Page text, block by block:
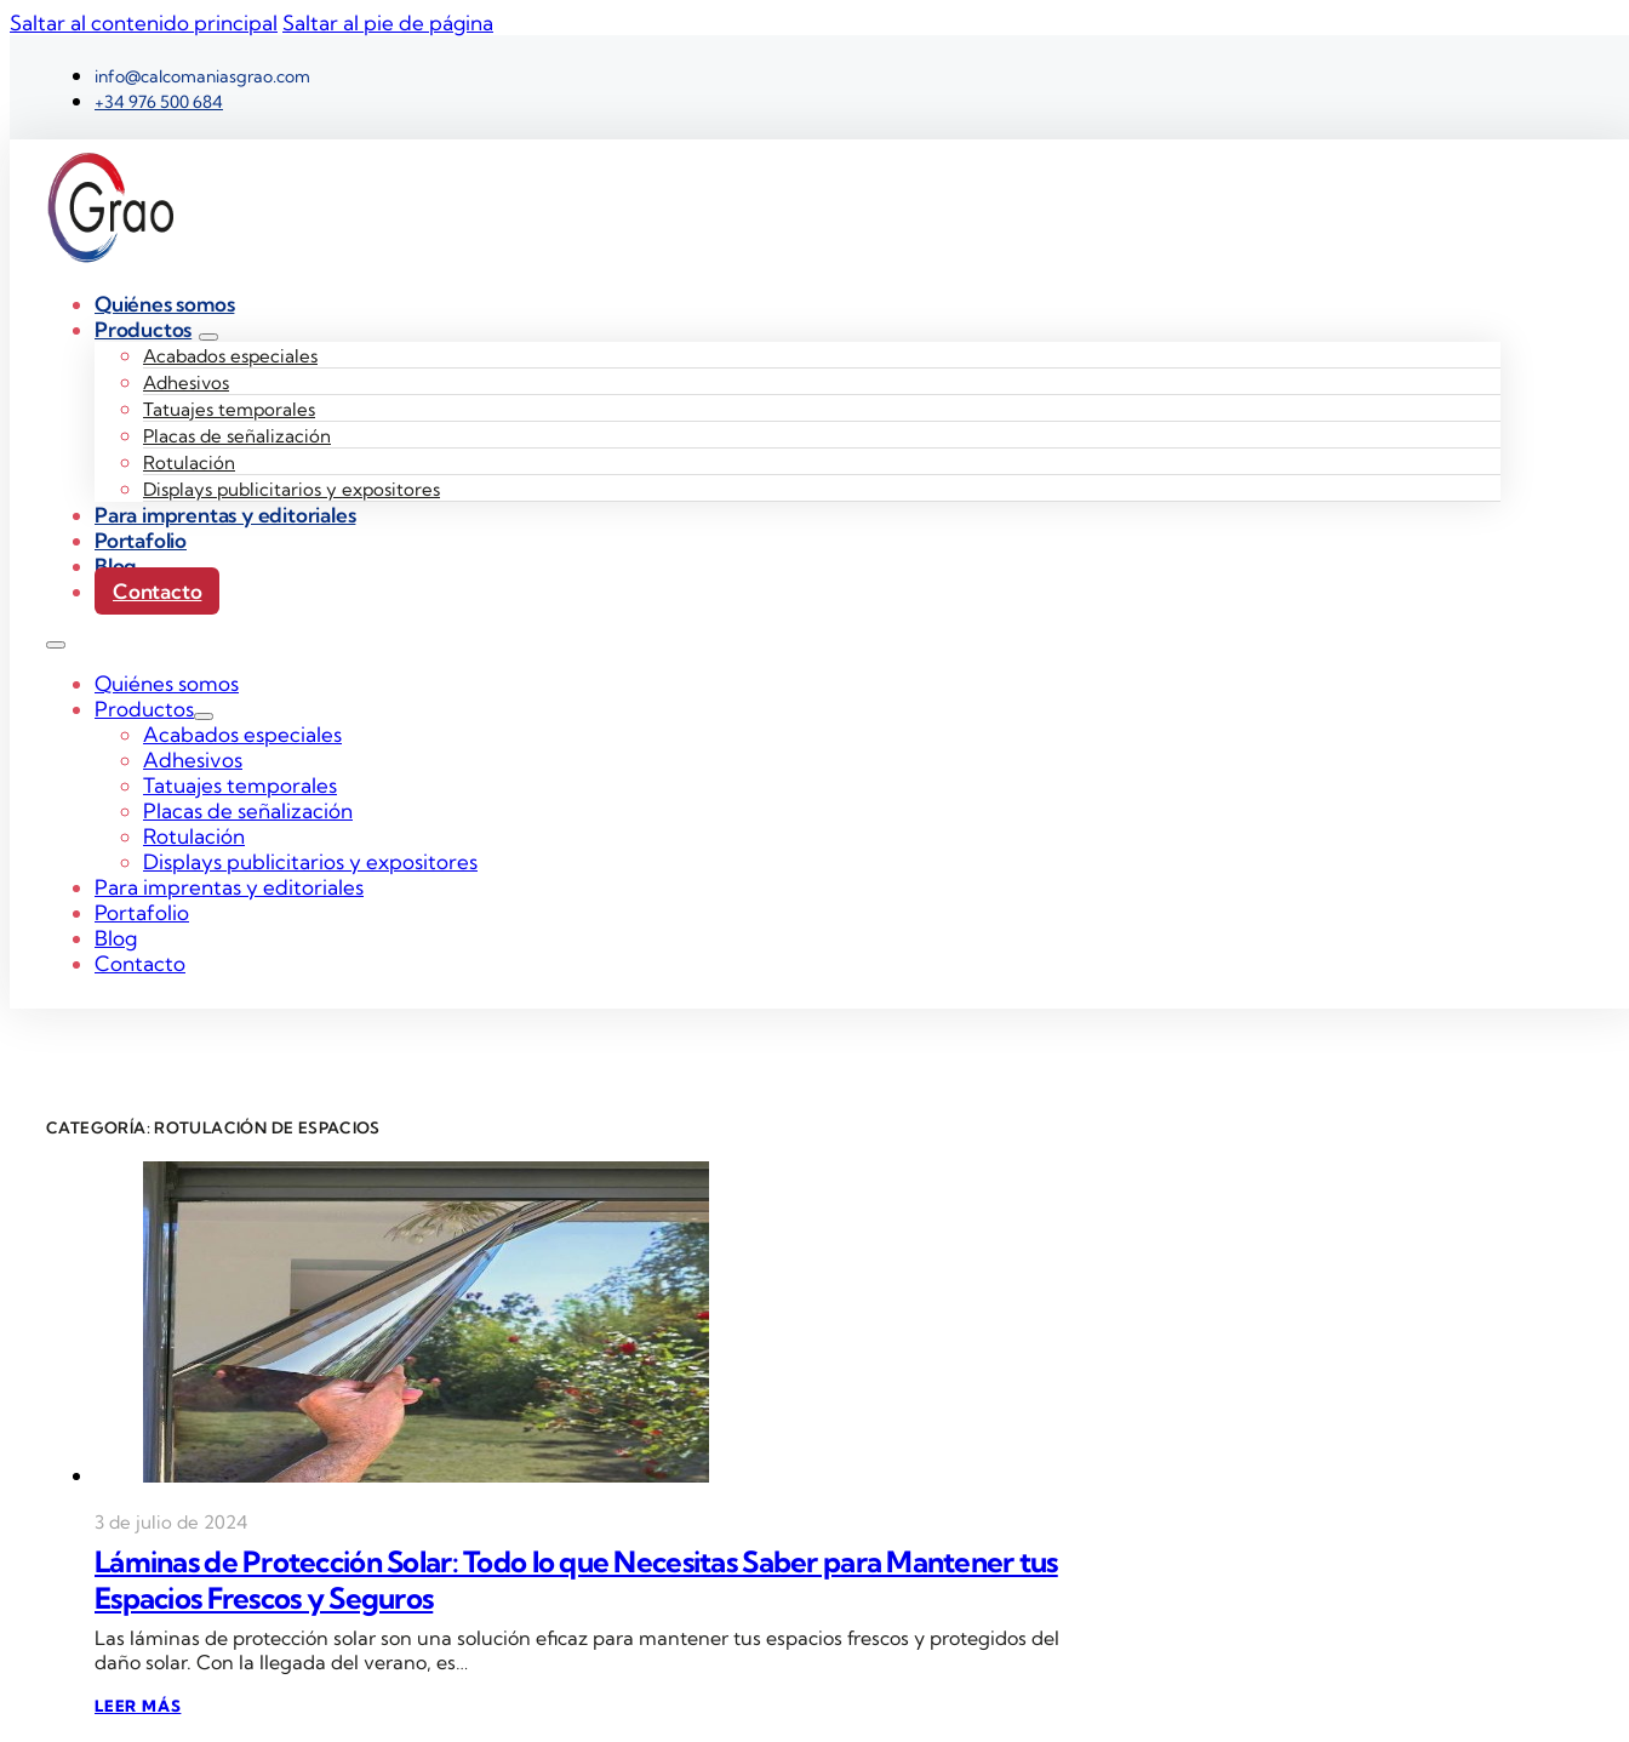
Saltar al contenido principal Saltar al pie de página
info@calcomaniasgrao.com
+34 976 500 684
Quiénes somos
Productos
Acabados especiales
Adhesivos
Tatuajes temporales
Placas de señalización
Rotulación
Displays publicitarios y expositores
Para imprentas y editoriales
Portafolio
Blog
Contacto
Quiénes somos
Productos
Acabados especiales
Adhesivos
Tatuajes temporales
Placas de señalización
Rotulación
Displays publicitarios y expositores
Para imprentas y editoriales
Portafolio
Blog
Contacto
CATEGORÍA: ROTULACIÓN DE ESPACIOS
3 de julio de 2024
Láminas de Protección Solar: Todo lo que Necesitas Saber para Mantener tus
Espacios Frescos y Seguros
Las láminas de protección solar son una solución eficaz para mantener tus espacios frescos y protegidos del
daño solar. Con la llegada del verano, es…
LEER MÁS